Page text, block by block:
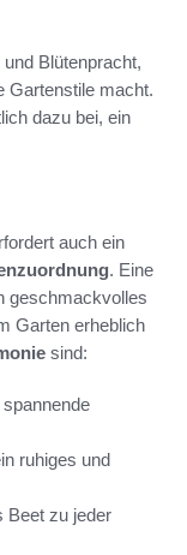
Blütenpracht,
Gartenstile macht.
dazu bei, ein
auch ein
. Eine
geschmackvolles
Garten erheblich
sind:
ruhiges und
Beet zu jeder